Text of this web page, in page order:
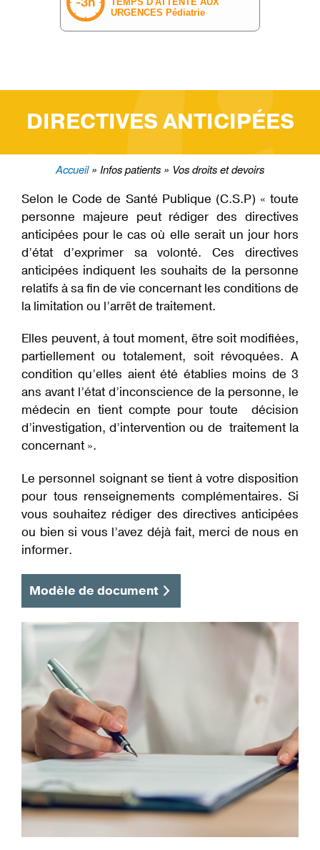
DIRECTIVES ANTICIPÉES
d'Ariane
Accueil Infos patients Vos droits et devoirs
Selon le Code de Santé Publique (C.S.P) « toute
personne majeure peut rédiger des directives
anticipées pour le cas où elle serait un jour hors
d’état d’exprimer sa volonté. Ces directives
anticipées indiquent les souhaits de la personne
relatifs à sa fin de vie concernant les conditions de
la limitation ou l’arrêt de traitement.
Elles peuvent, à tout moment, être soit modifiées,
partiellement ou totalement, soit révoquées. A
condition qu’elles aient été établies moins de 3
ans avant l’état d’inconscience de la personne, le
médecin en tient compte pour toute décision
d’investigation, d’intervention ou de traitement la
concernant ».
Le personnel soignant se tient à votre disposition
pour tous renseignements complémentaires. Si
vous souhaitez rédiger des directives anticipées
ou bien si vous l’avez déjà fait, merci de nous en
informer.
Modèle de document